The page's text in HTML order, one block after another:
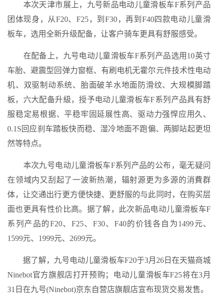
本次天津市展上，九号新品电动儿童滑板车F系列产品
团体现身，从F20、F25，到F30，再到F40四款电动儿童滑
板车，选用全新升级配备，让客户骑车更具有舒服感受。
在配备上，九号电动儿童滑板车F系列产品选用10英寸
车胎、避震型回弹力窗框、有刷电机无霍尔元件技术性电动
机、双驱制动系统、胎面破羊水地面防滑纹、大规模脚踏
板，六大配备升級，授予电动儿童滑板车F系列产品具有舒
服稳定易根据、平稳牢固延展性高、驱动力强悍应用久、
0.1S回应刹车踏板快而稳、湿冷地面不跑偏、两脚站起更坦
然等特点。
本次九号电动儿童滑板车F系列产品的公布，毫无疑问
在领域内又刮起了一波新热潮，辐射源更为多源的消費群
体，让交通出行更方便快捷、更舒服的与此同时，在购买层
面也更具有性价比高。据了解，此次新品电动儿童滑板车F
系列产品的F20、F25、F30、F40的价钱各自为1499元、
1599元、1999元、2699元。
据了解，九号电动儿童滑板车F20于3月26日在天猫商城
Ninebot官方旗舰店打开预购；电动儿童滑板车F25将在3月
31日在九号(Ninebot)京东自营店旗靓店宣布现货交易发售。